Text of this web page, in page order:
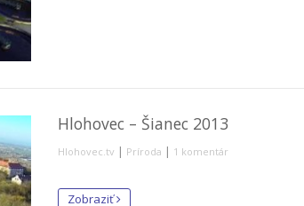
Hlohovec – Šianec 2013
Hlohovec.tv | Príroda | 1 komentár
Zobraziť